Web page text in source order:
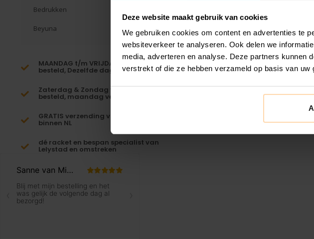
Deze website maakt gebruik van cookies
We gebruiken cookies om content en advertenties te
websiteverkeer te analyseren. Ook delen we
media, adverteren en analyse. Deze partners kunnen
verstrekt of die ze hebben verzameld op basis van uw
Bedrukken
Beyuna
MAANDAG t/m VRIJDAG voor 16:00
besteld, Dezelfde dag verzonden!*
Zaterdag & Zondag voor 23:59
besteld, maandag verzonden!
GRATIS verzending vanaf €65,-
binnen NL
dé racket en bespan specialist van
Lelystad en omstreken